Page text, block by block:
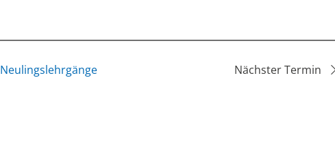
Neulingslehrgänge Nächster Termin